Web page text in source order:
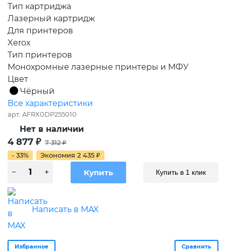
Тип картриджа
Лазерный картридж
Для принтеров
Xerox
Тип принтеров
Монохромные лазерные принтеры и МФУ
Цвет
Чёрный
Все характеристики
арт. AFRX0DP255010
Нет в наличии
4 877 ₽ 7 312₽
- 33%
Экономия 2 435 ₽
Купить в 1 клик
Написать в MAX
Избранное Сравнить